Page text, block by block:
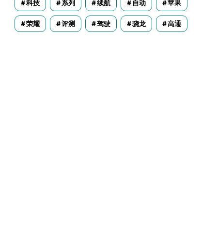
科技 系列 续航 自动 苹果
荣耀 评测 驾驶 骁龙 高通